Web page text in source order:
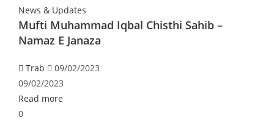
News & Updates
Mufti Muhammad Iqbal Chisthi Sahib –
Namaz E Janaza
Trab
09/02/2023
09/02/2023
Read more
0